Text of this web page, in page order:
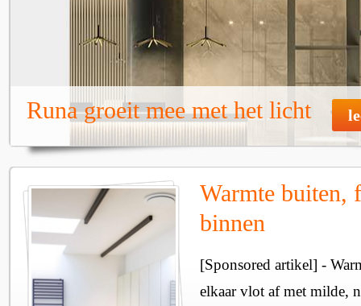
Runa groeit mee met het licht
Warmte buiten,
binnen
[Sponsored artikel] -
elkaar vlot af met milde,